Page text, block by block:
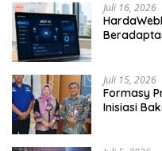
Juli 16, 2026
Juli 15, 2026
Formasy
Inisiasi